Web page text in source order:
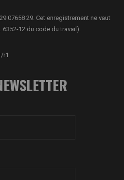
07658 29. Cet enregistrement ne vaut
12 du code du travail).
r1